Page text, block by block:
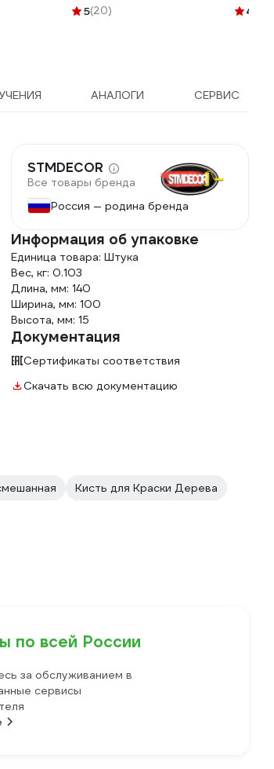
4607952901131
5(20)
4.3
АНАЛОГИ СЕРВИС
STMDECOR
Все товары бренда
Россия — родина бренда
Информация об упаковке
Единица товара: Штука
Вес, кг: 0.103
Длина, мм: 140
Ширина, мм: 100
Высота, мм: 15
Документация
Сертификаты соответствия
Скачать всю документацию
Кисть для Краски Дерева
по всей России
за обслуживанием в
сервисы